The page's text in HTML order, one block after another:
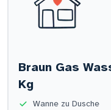
Braun Gas
Kg
Wanne zu Dusche